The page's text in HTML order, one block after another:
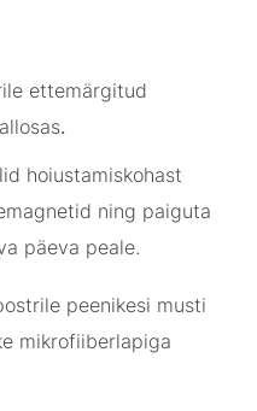
ettemärgitud
.
hoiustamiskohast
ning paiguta
päeva peale.
peenikesi musti
mikrofiiberlapiga